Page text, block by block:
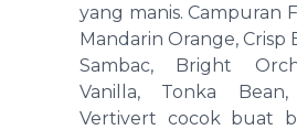
yang manis. Campuran
Mandarin Orange, Crisp
Sambac, Bright
Vanilla, Tonka
Vertivert cocok buat